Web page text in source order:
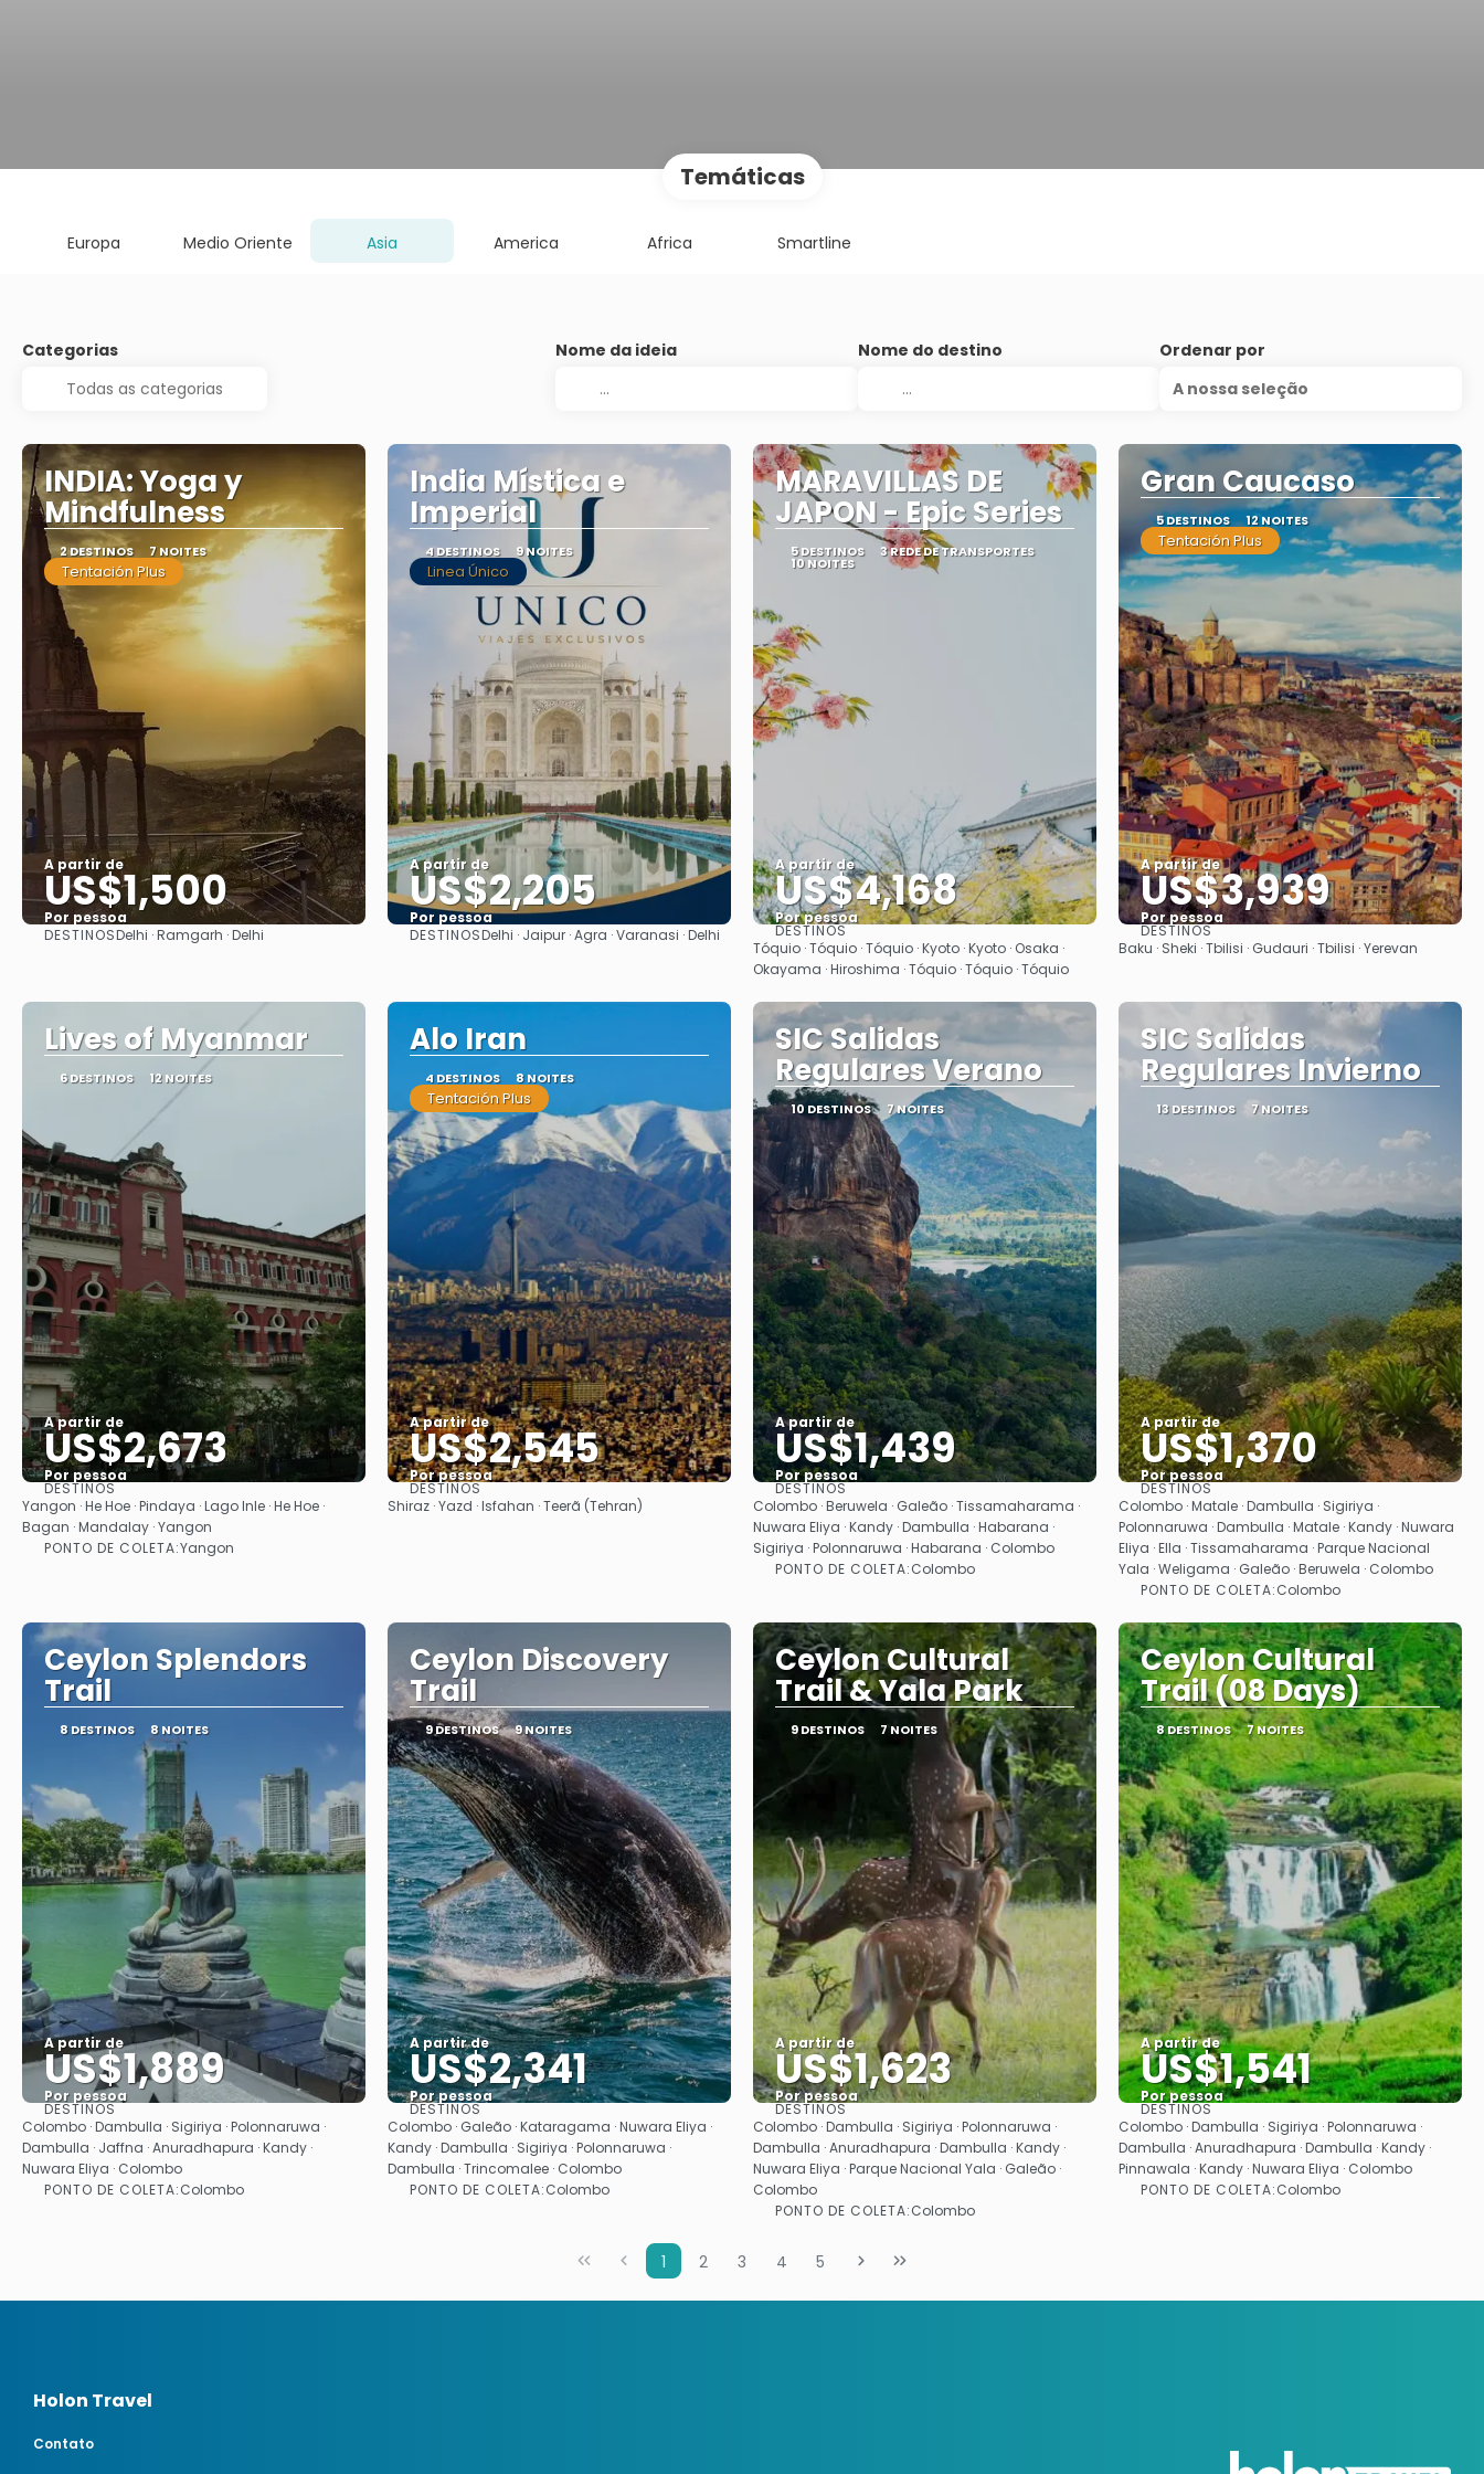
Temáticas
Europa Medio Oriente Asia America Africa Smartline
Categorias Nome da ideia Nome do destino
Ordenar por
A nossa seleção
INDIA: Yoga y
Mindfulness
2 DESTINOS 7 NOITES
Tentación Plus
A partir de
US$1,500
Por pessoa
Saiba mais
DESTINOSDelhi · Ramgarh · Delhi
India Mística e
Imperial
4 DESTINOS 9 NOITES
Linea Único
A partir de
US$2,205
Por pessoa
Saiba mais
DESTINOSDelhi · Jaipur · Agra · Varanasi · Delhi
MARAVILLAS DE
JAPON - Epic Series
5 DESTINOS 3 REDE DE TRANSPORTES
10 NOITES
A partir de
US$4,168
Por pessoa
Saiba mais
DESTINOS
Tóquio · Tóquio · Tóquio · Kyoto · Kyoto · Osaka ·
Okayama · Hiroshima · Tóquio · Tóquio · Tóquio
Gran Caucaso
5 DESTINOS 12 NOITES
Tentación Plus
A partir de
US$3,939
Por pessoa
Saiba mais
DESTINOS
Baku · Sheki · Tbilisi · Gudauri · Tbilisi · Yerevan
Lives of Myanmar
6 DESTINOS 12 NOITES
A partir de
US$2,673
Por pessoa
Saiba mais
DESTINOS
Yangon · He Hoe · Pindaya · Lago Inle · He Hoe ·
Bagan · Mandalay · Yangon
PONTO DE COLETA:Yangon
Alo Iran
4 DESTINOS 8 NOITES
Tentación Plus
A partir de
US$2,545
Por pessoa
Saiba mais
DESTINOS
Shiraz · Yazd · Isfahan · Teerã (Tehran)
SIC Salidas
Regulares Verano
10 DESTINOS 7 NOITES
A partir de
US$1,439
Por pessoa
Saiba mais
DESTINOS
Colombo · Beruwela · Galeão · Tissamaharama ·
Nuwara Eliya · Kandy · Dambulla · Habarana ·
Sigiriya · Polonnaruwa · Habarana · Colombo
PONTO DE COLETA:Colombo
SIC Salidas
Regulares Invierno
13 DESTINOS 7 NOITES
A partir de
US$1,370
Por pessoa
Saiba mais
DESTINOS
Colombo · Matale · Dambulla · Sigiriya ·
Polonnaruwa · Dambulla · Matale · Kandy · Nuwara
Eliya · Ella · Tissamaharama · Parque Nacional
Yala · Weligama · Galeão · Beruwela · Colombo
PONTO DE COLETA:Colombo
Ceylon Splendors
Trail
8 DESTINOS 8 NOITES
A partir de
US$1,889
Por pessoa
Saiba mais
DESTINOS
Colombo · Dambulla · Sigiriya · Polonnaruwa ·
Dambulla · Jaffna · Anuradhapura · Kandy ·
Nuwara Eliya · Colombo
PONTO DE COLETA:Colombo
Ceylon Discovery
Trail
9 DESTINOS 9 NOITES
A partir de
US$2,341
Por pessoa
Saiba mais
DESTINOS
Colombo · Galeão · Kataragama · Nuwara Eliya ·
Kandy · Dambulla · Sigiriya · Polonnaruwa ·
Dambulla · Trincomalee · Colombo
PONTO DE COLETA:Colombo
Ceylon Cultural
Trail & Yala Park
9 DESTINOS 7 NOITES
A partir de
US$1,623
Por pessoa
Saiba mais
DESTINOS
Colombo · Dambulla · Sigiriya · Polonnaruwa ·
Dambulla · Anuradhapura · Dambulla · Kandy ·
Nuwara Eliya · Parque Nacional Yala · Galeão ·
Colombo
PONTO DE COLETA:Colombo
Ceylon Cultural
Trail (08 Days)
8 DESTINOS 7 NOITES
A partir de
US$1,541
Por pessoa
Saiba mais
DESTINOS
Colombo · Dambulla · Sigiriya · Polonnaruwa ·
Dambulla · Anuradhapura · Dambulla · Kandy ·
Pinnawala · Kandy · Nuwara Eliya · Colombo
PONTO DE COLETA:Colombo
1 2 3 4 5
Holon Travel
Contato